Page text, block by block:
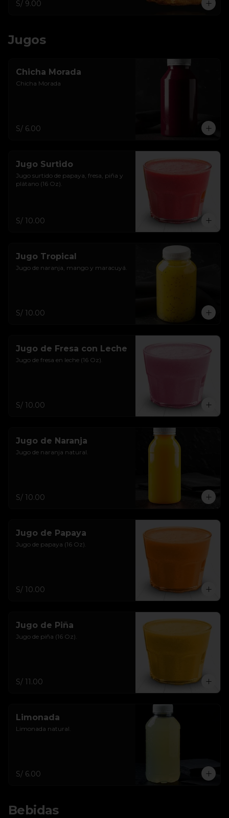
S/ 9.00
Jugos
Chicha Morada
Chicha Morada
S/ 6.00
Jugo Surtido
Jugo surtido de papaya, fresa, piña y
plátano (16 Oz).
S/ 10.00
Jugo Tropical
Jugo de naranja, mango y maracuyá.
S/ 10.00
Jugo de Fresa con Leche
Jugo de fresa en leche (16 Oz).
S/ 10.00
Jugo de Naranja
Jugo de naranja natural.
S/ 10.00
Jugo de Papaya
Jugo de papaya (16 Oz).
S/ 10.00
Jugo de Piña
Jugo de piña (16 Oz).
S/ 11.00
Limonada
Limonada natural.
S/ 6.00
Bebidas